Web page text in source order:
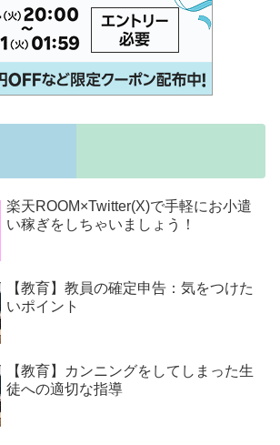
楽天ROOM×Twitter(X)で手軽にお小遣
い稼ぎをしちゃいましょう！
【教育】教員の確定申告：気をつけた
いポイント
【教育】カンニングをしてしまった生
徒への適切な指導